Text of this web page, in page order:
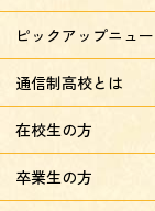
ピックアップニュ
通信制高校とは
在校生の方
卒業生の方